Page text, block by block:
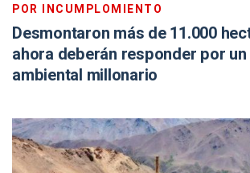
POR INCUMPLOMIENTO
Desmontaron más de 11.000
ahora deberán responder por
ambiental millonario